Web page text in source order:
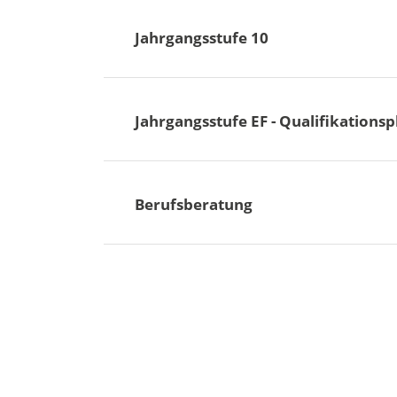
Jahrgangsstufe 10
Jahrgangsstufe EF -
Berufsberatung